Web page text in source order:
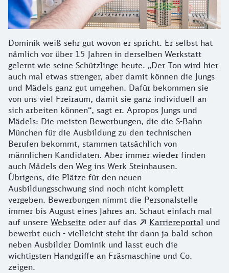
Dominik weiß sehr gut wovon er spricht. Er selbst hat
nämlich vor über 15 Jahren in derselben Werkstatt
gelernt wie seine Schützlinge heute. „Der Ton wird hier
auch mal etwas strenger, aber damit können die Jungs
und Mädels ganz gut umgehen. Dafür bekommen sie
von uns viel Freiraum, damit sie ganz individuell an
sich arbeiten können“, sagt er. Apropos Jungs und
Mädels: Die meisten Bewerbungen, die die S-Bahn
München für die Ausbildung zu den technischen
Berufen bekommt, stammen tatsächlich von
männlichen Kandidaten. Aber immer wieder finden
auch Mädels den Weg ins Werk Steinhausen.
Übrigens, die Plätze für den neuen
Ausbildungsschwung sind noch nicht komplett
vergeben. Bewerbungen nimmt die Personalstelle
immer bis August eines Jahres an. Schaut einfach mal
auf unsere Webseite oder auf das Karriereportal und
bewerbt euch - vielleicht steht ihr dann ja bald schon
neben Ausbilder Dominik und lasst euch die
wichtigsten Handgriffe an Fräsmaschine und Co.
zeigen.